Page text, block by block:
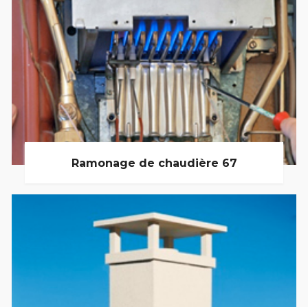
Ramonage de chaudière 67